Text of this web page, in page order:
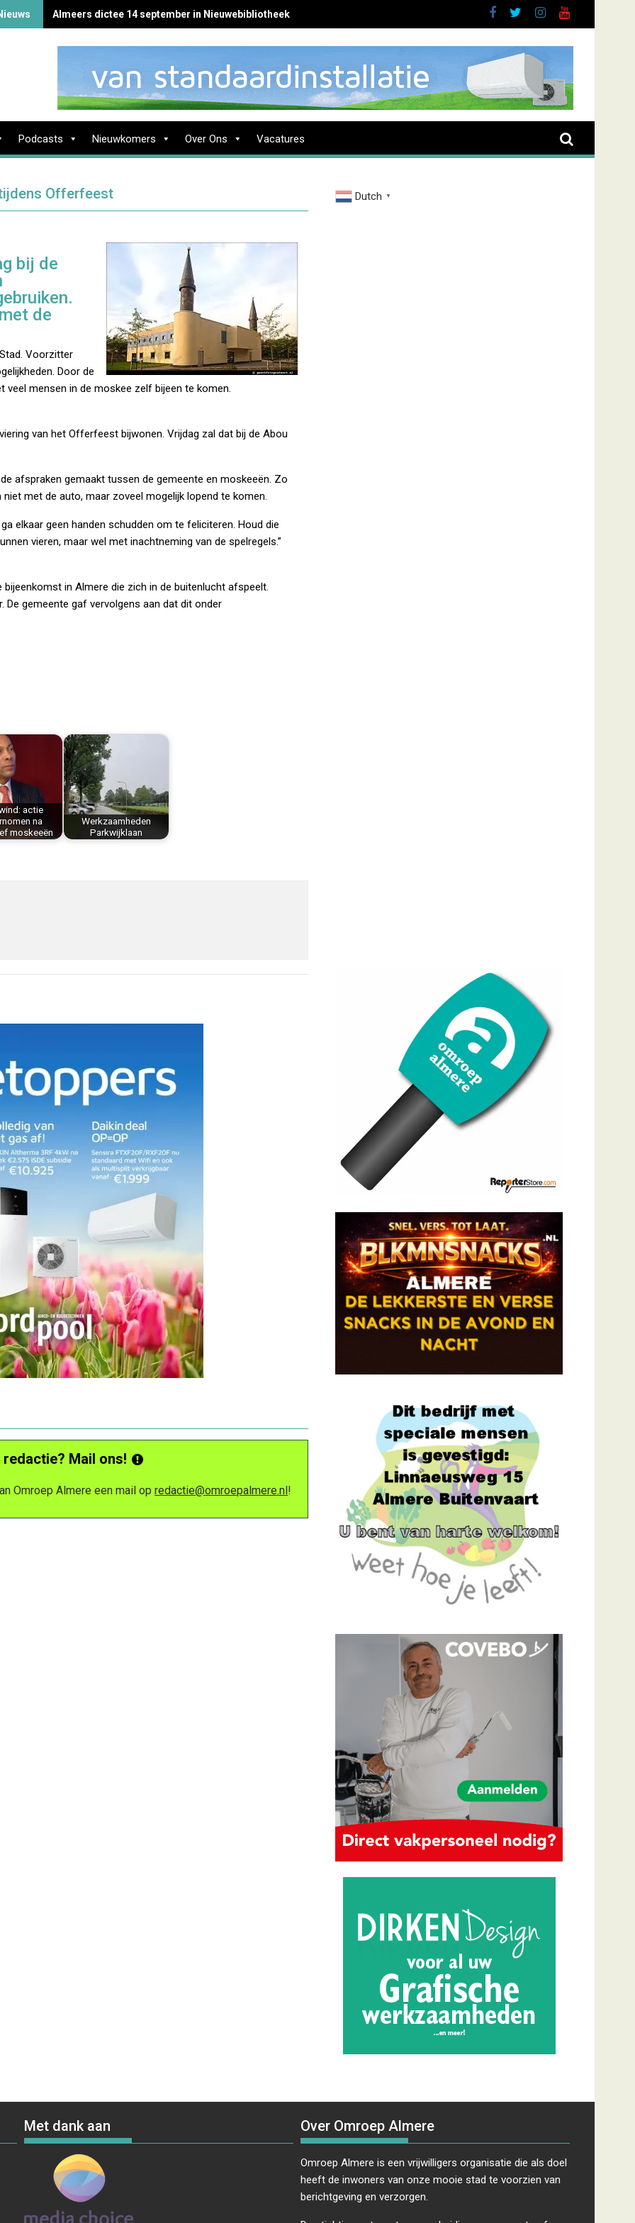
Almeers dictee 14 september in Nieuwebibliotheek
Podcasts Nieuwkomers Over Ons Vacatures
Offerfeest
bij de
de
Voorzitter
Door de
mensen in de moskee zelf bijeen te komen.
van het Offerfeest bijwonen. Vrijdag zal dat bij de Abou
afspraken gemaakt tussen de gemeente en moskeeën. Zo
met de auto, maar zoveel mogelijk lopend te komen.
elkaar geen handen schudden om te feliciteren. Houd die
vieren, maar wel met inachtneming van de spelregels.”
in Almere die zich in de buitenlucht afspeelt.
De gemeente gaf vervolgens aan dat dit onder
actie
na
moskeeën
Werkzaamheden
Parkwijklaan
Mail ons!
Omroep Almere een mail opredactie@omroepalmere.nl!
Dutch ▼
Met dank aan Over Omroep Almere
Omroep Almere is een vrijwilligers organisatie die als doel
heeft de inwoners van onze mooie stad te voorzien van
berichtgeving en verzorgen.